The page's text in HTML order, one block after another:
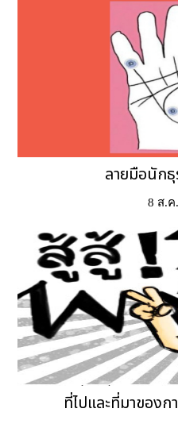
ลายมือนัก
8 ส.ค
ที่ไปและที่มาของ